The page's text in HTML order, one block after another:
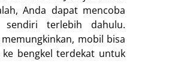
Anda dapat mencoba
sendiri terlebih dahulu.
mobil bisa
ke bengkel terdekat untuk